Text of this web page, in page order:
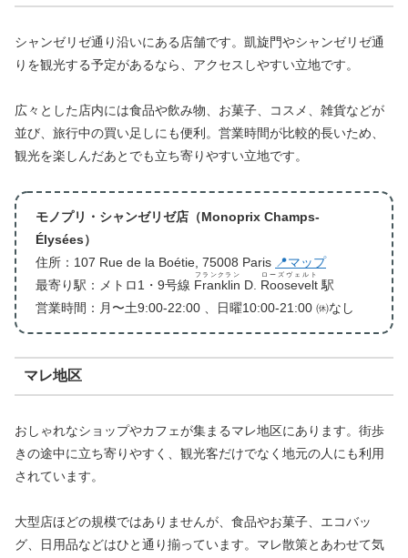
シャンゼリゼ通り沿いにある店舗です。凱旋門やシャンゼリゼ通
りを観光する予定があるなら、アクセスしやすい立地です。
広々とした店内には食品や飲み物、お菓子、コスメ、雑貨などが
並び、旅行中の買い足しにも便利。営業時間が比較的長いため、
観光を楽しんだあとでも立ち寄りやすい立地です。
モノプリ・シャンゼリゼ店（Monoprix Champs-
Élysées）
住所：107 Rue de la Boétie, 75008 Paris 📍マップ
最寄り駅：メトロ1・9号線 Franklin
フランクラン
D. Roosevelt
ローズヴェルト
駅
営業時間：月〜土9:00-22:00 、日曜10:00-21:00 ㉁なし
マレ地区
おしゃれなショップやカフェが集まるマレ地区にあります。街歩
きの途中に立ち寄りやすく、観光客だけでなく地元の人にも利用
されています。
大型店ほどの規模ではありませんが、食品やお菓子、エコバッ
グ、日用品などはひと通り揃っています。マレ散策とあわせて気